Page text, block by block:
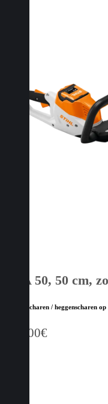
HSA 50, 50 cm,
Heggenscharen / heggenscharen
169,00€